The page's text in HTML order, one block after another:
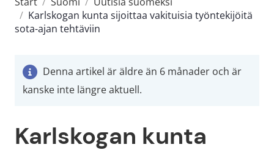
/ Karlskogan kunta sijoittaa vakituisia työntekijöitä
sota-ajan tehtäviin
Denna artikel är äldre än 6 månader och är
kanske inte längre aktuell.